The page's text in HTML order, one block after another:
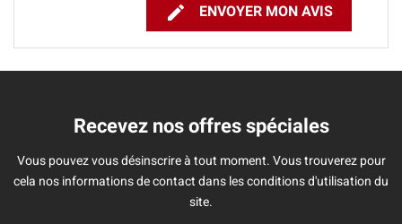
 ENVOYER MON AVIS
Recevez nos offres spéciales
Vous pouvez vous désinscrire à tout moment. Vous trouverez pour
cela nos informations de contact dans les conditions d'utilisation du
site.